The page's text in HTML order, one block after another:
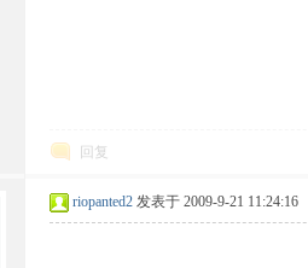
回复
riopanted2 发表于 2009-9-21 11:24:16